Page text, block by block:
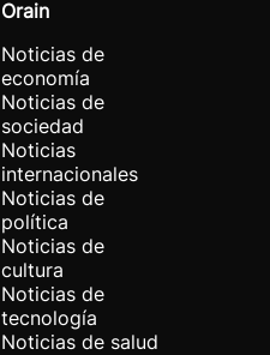
Orain
Noticias de
economía
Noticias de
sociedad
Noticias
internacionales
Noticias de
política
Noticias de
cultura
Noticias de
tecnología
Noticias de salud